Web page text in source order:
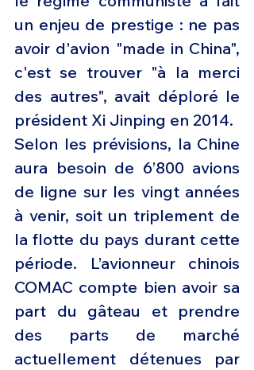
un enjeu de prestige : ne pas
avoir d'avion "made in China",
c'est se trouver "à la merci
des autres", avait déploré le
président Xi Jinping en 2014.
Selon les prévisions, la Chine
aura besoin de 6’800 avions
de ligne sur les vingt années
à venir, soit un triplement de
la flotte du pays durant cette
période. L’avionneur chinois
COMAC compte bien avoir sa
part du gâteau et prendre
des parts de marché
actuellement détenues par